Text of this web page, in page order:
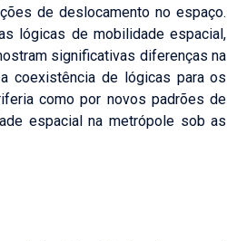
de deslocamento no espaço.
lógicas de mobilidade espacial,
significativas diferenças na
coexistência de lógicas para os
como por novos padrões de
espacial na metrópole sob as